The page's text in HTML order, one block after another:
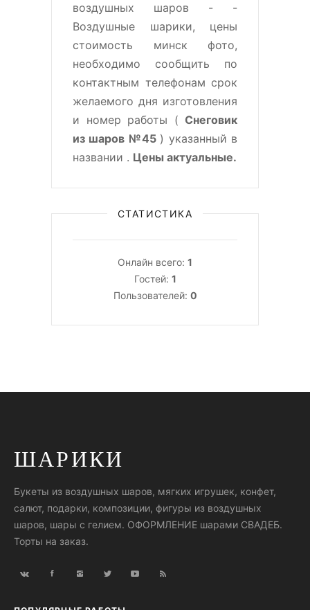
воздушных шаров - -
Воздушные шарики, цены
стоимость минск фото,
необходимо сообщить по
контактным телефонам срок
желаемого дня изготовления
и номер работы ( Снеговик
из шаров №45 ) указанный в
названии . Цены актуальные.
СТАТИСТИКА
Онлайн всего: 1
Гостей: 1
Пользователей: 0
ШАРИКИ
Букеты из воздушных шаров, мягких игрушек, конфет,
салют, подарки, композиции, фигуры из воздушных
шаров, шары с гелием. ОФОРМЛЕНИЕ шарами СВАДЕБ.
Торты на заказ.